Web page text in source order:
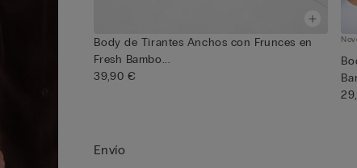
Body de Tirantes Anchos con Frunces en
Fresh Bambo...
39,90 €
Envío